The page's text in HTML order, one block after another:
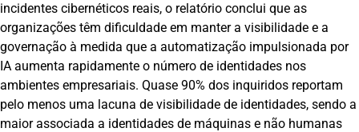
incidentes cibernéticos reais, o relatório conclui que as
organizações têm dificuldade em manter a visibilidade e a
governação à medida que a automatização impulsionada por
IA aumenta rapidamente o número de identidades nos
ambientes empresariais. Quase 90% dos inquiridos reportam
pelo menos uma lacuna de visibilidade de identidades, sendo a
maior associada a identidades de máquinas e não humanas